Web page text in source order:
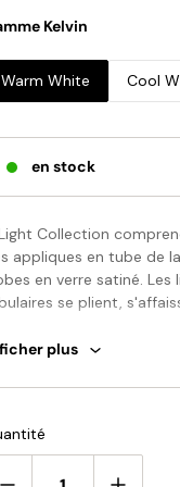
Kelvin
Warm White Cool
en stock
Collection
appliques en tube de
en verre satiné. Les
se plient,
noter : votre
vous avez des
plus